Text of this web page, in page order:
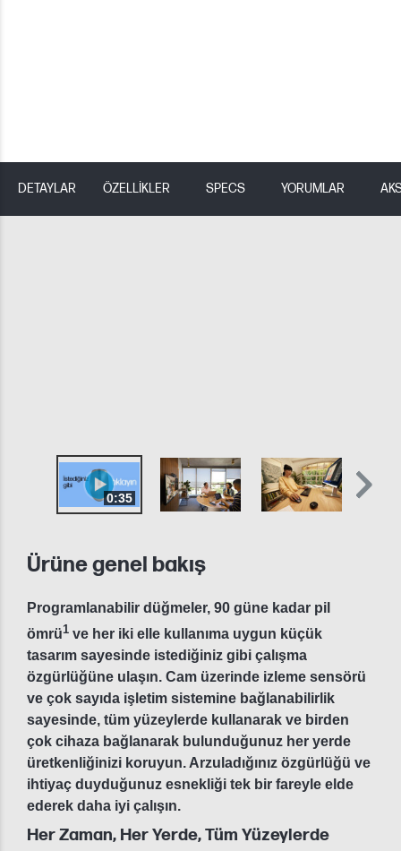
DETAYLAR ÖZELLİKLER SPECS YORUMLAR
0:35
Ürüne genel bakış
Programlanabilir düğmeler, 90 güne kadar pil
ömrü1 ve her iki elle kullanıma uygun küçük
tasarım sayesinde istediğiniz gibi çalışma
özgürlüğüne ulaşın. Cam üzerinde izleme sensörü
ve çok sayıda işletim sistemine bağlanabilirlik
sayesinde, tüm yüzeylerde kullanarak ve birden
çok cihaza bağlanarak bulunduğunuz her yerde
üretkenliğinizi koruyun. Arzuladığınız özgürlüğü ve
ihtiyaç duyduğunuz esnekliği tek bir fareyle elde
ederek daha iyi çalışın.
Her Zaman, Her Yerde, Tüm Yüzeylerde